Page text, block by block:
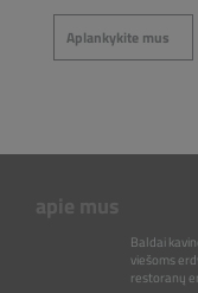
Aplankykite mus
Baldai
viešoms
restoranų